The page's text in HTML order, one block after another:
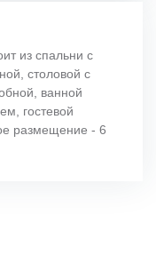
из спальни с
столовой с
ванной
гостевой
размещение - 6